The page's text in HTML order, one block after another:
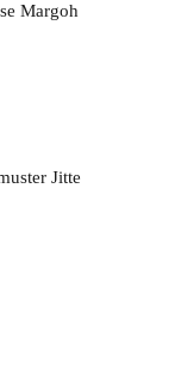
Margoh
Jitte